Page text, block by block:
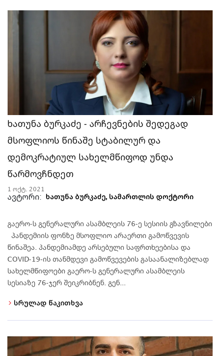
ხათუნა ბურკაძე - არჩევნების შედეგად
მსოფლიოს წინაშე სტაბილურ და
დემოკრატიულ სახელმწიფოდ უნდა
წარმოვჩნდეთ
ავტორი: ხათუნა ბურკაძე, სამართლის დოქტორი
1 ოქტ. 2021
გაერო-ს გენერალური ასამბლეის 76-ე სესიის გზავნილები
პანდემიის ფონზე მსოფლიო არაერთი გამოწვევის
წინაშეა. პანდემიამდე არსებული საფრთხეებისა და
COVID-19-ის თანმდევი გამოწვევების გასაანალიზებლად
სახელმწიფოები გაერო-ს გენერალური ასამბლეის
სესიაზე 76-ჯერ შეიკრიბნენ. გენ...
სრულად წაკითხვა